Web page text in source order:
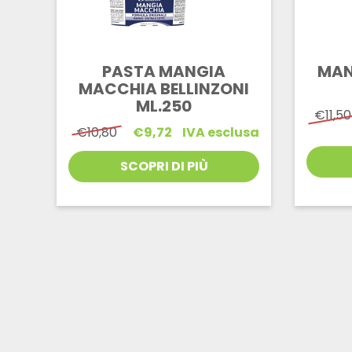
PASTA MANGIA
MACCHIA BELLINZONI
ML.250
€10,80 Il
originale
era:
€10,80.
€9,72
Il
attuale
è:
€9,72.
IVA esclusa
SCOPRI DI PIÙ
€11,50